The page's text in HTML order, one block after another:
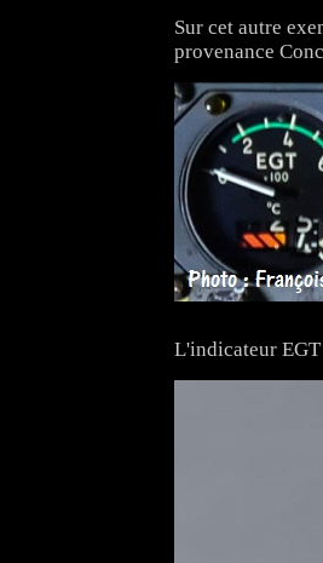
Sur cet autre
provenance
L'indicateur